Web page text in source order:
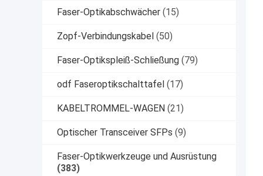
Faser-Optikabschwächer (15)
Zopf-Verbindungskabel (50)
Faser-Optikspleiß-Schließung (79)
odf Faseroptikschalttafel (17)
KABELTROMMEL-WAGEN (21)
Optischer Transceiver SFPs (9)
Faser-Optikwerkzeuge und Ausrüstung
(383)